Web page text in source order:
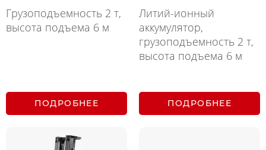
Грузоподъемность 2 т,
высота подъема 6 м
ПОДРОБНЕЕ
Литий-ионный
аккумулятор,
грузоподъемность 2 т,
высота подъема 6 м
ПОДРОБНЕЕ